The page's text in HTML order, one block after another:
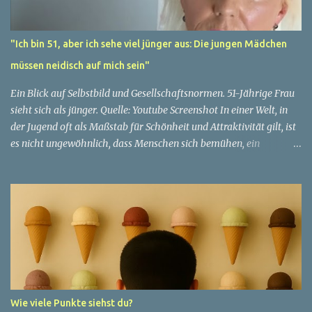
"Ich bin 51, aber ich sehe viel jünger aus: Die jungen Mädchen
müssen neidisch auf mich sein"
Ein Blick auf Selbstbild und Gesellschaftsnormen. 51-Jährige Frau
sieht sich als jünger. Quelle: Youtube Screenshot In einer Welt, in
der Jugend oft als Maßstab für Schönheit und Attraktivität gilt, ist
es nicht ungewöhnlich, dass Menschen sich bemühen, ein
faszinierendes Beispiel für diese Diskrepanz ist die Geschichte
einer 51-jährigen Frau, deren Überzeugung von ihrem Aussehen
sie dazu bringt, sich jünger zu fühlen, als die Gesellschaft sie
wahrnimmt. Diese Frau, deren Name aus Datenschutzgründen
anonym bleibt, erzählt von ihrem Leben und ihren Gedanken über
Wie viele Punkte siehst du?